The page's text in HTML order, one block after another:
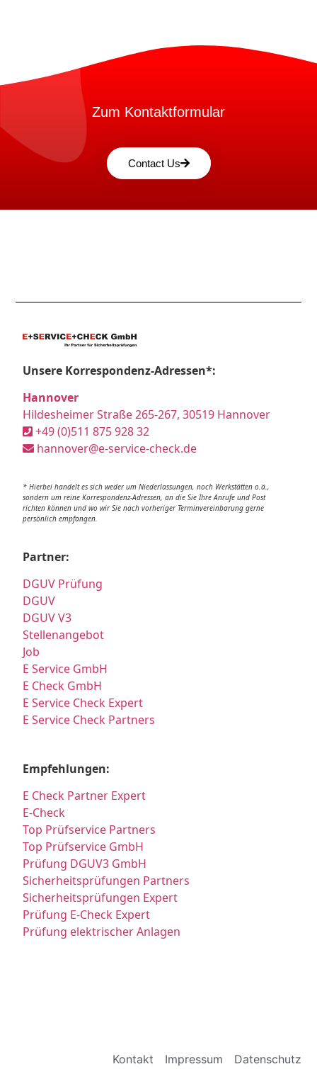
Zum Kontaktformular
Contact Us
Unsere Korrespondenz-Adressen*:
Hannover
Hildesheimer Straße 265-267, 30519 Hannover
+49 (0)511 875 928 32
hannover@e-service-check.de
* Hierbei handelt es sich weder um Niederlassungen, noch Werkstätten o.ä.,
sondern um reine Korrespondenz-Adressen, an die Sie Ihre Anrufe und Post
richten können und wo wir Sie nach vorheriger Terminvereinbarung gerne
persönlich empfangen.
Partner:
DGUV Prüfung
DGUV
DGUV V3
Stellenangebot
Job
E Service GmbH
E Check GmbH
E Service Check Expert
E Service Check Partners
Empfehlungen:
E Check Partner Expert
E-Check
Top Prüfservice Partners
Top Prüfservice GmbH
Prüfung DGUV3 GmbH
Sicherheitsprüfungen Partners
Sicherheitsprüfungen Expert
Prüfung E-Check Expert
Prüfung elektrischer Anlagen
Kontakt Impressum Datenschutz